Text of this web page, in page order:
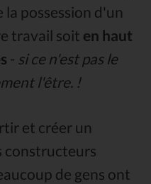
la possession d'un
travail soit en haut
- si ce n'est pas le
l'être. !
et créer un
constructeurs
de gens ont